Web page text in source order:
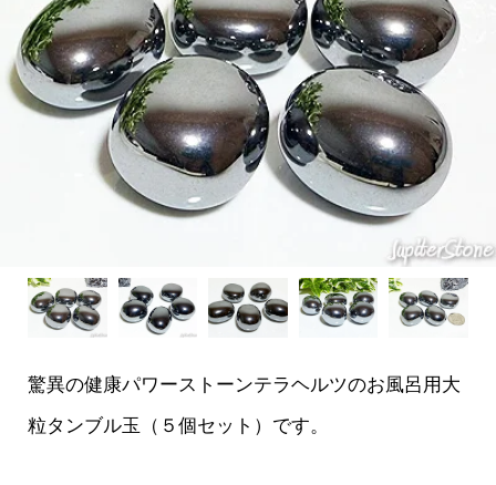
驚異の健康パワーストーンテラヘルツのお風呂用大
粒タンブル玉（５個セット）です。